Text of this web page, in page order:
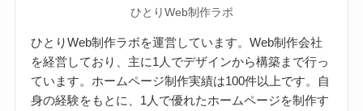
ひとりWeb制作ラボ
ひとりWeb制作ラボを運営しています。Web制作会社
を経営しており、主に1人でデザインから構築まで行っ
ています。ホームページ制作実績は100件以上です。自
身の経験をもとに、1人で優れたホームページを制作す